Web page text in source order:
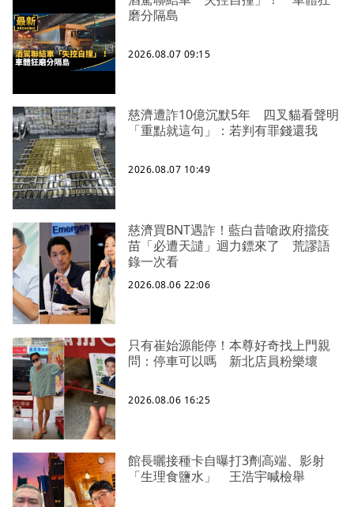
磨分隔島
2026.08.07 09:15
慈濟遭詐10億沉默5年 四叉貓看聲明
「重點就這句」：若判有罪錢還我
2026.08.07 10:49
慈濟買BNT遇詐！藍白昔嗆政府擋疫
苗「必遭天譴」迴力鏢來了 荒謬語
錄一次看
2026.08.06 22:06
只有崔始源能停！本尊好奇找上門親
問：停車可以嗎 新北店員粉樂壞
2026.08.06 16:25
館長曬接種卡自曝打3劑高端、影射
「生理食鹽水」 王浩宇喊檢舉